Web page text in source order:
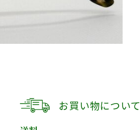
お買い物について